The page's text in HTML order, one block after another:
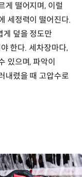
게 떨어지며, 이럴
세정력이 떨어진다.
게 덮을 정도만
한다. 세차장마다,
있으며, 파악이
내렸을 때 고압수로